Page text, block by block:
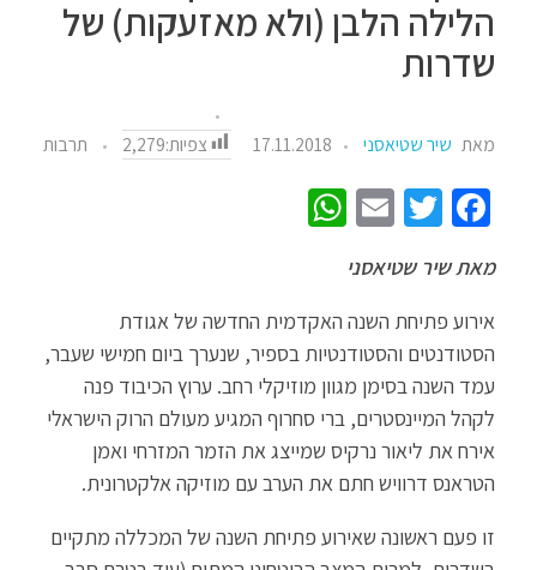
הלילה הלבן (ולא מאזעקות) של
שדרות
מאת שיר שטיאסני 17.11.2018 צפיות:2,279 תרבות
Fa
b
o
o
k
T
tt
er
E
ail
sA
p
p
מאת שיר שטיאסני
אירוע פתיחת השנה האקדמית החדשה של אגודת
הסטודנטים והסטודנטיות בספיר, שנערך ביום חמישי שעבר,
עמד השנה בסימן מגוון מוזיקלי רחב. ערוץ הכיבוד פנה
לקהל המיינסטרים, ברי סחרוף המגיע מעולם הרוק הישראלי
אירח את ליאור נרקיס שמייצג את הזמר המזרחי ואמן
הטראנס דרוויש חתם את הערב עם מוזיקה אלקטרונית.
זו פעם ראשונה שאירוע פתיחת השנה של המכללה מתקיים